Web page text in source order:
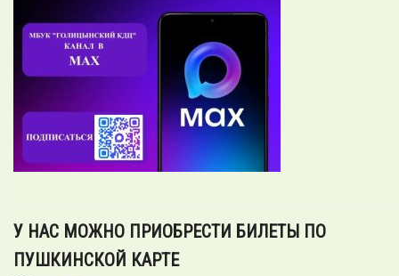
У НАС МОЖНО ПРИОБРЕСТИ БИЛЕТЫ ПО
ПУШКИНСКОЙ КАРТЕ